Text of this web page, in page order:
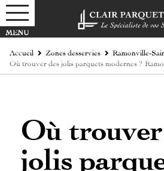
Accueil Zones desservies Ramonville-
Où trouver des jolis parquets modernes ?
Où
jolis